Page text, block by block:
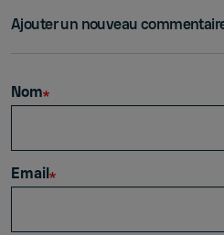
Ajouter un nouveau
Nom
Email